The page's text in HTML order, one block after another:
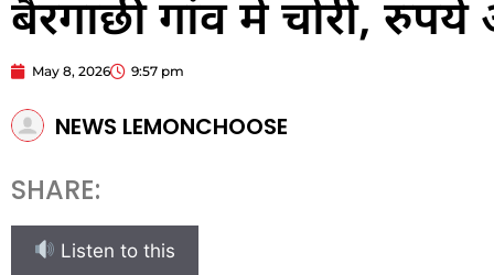
बैरगाछी गांव में चोरी,
May 8, 2026 9:57 pm
NEWS LEMONCHOOSE
SHARE:
Listen to this